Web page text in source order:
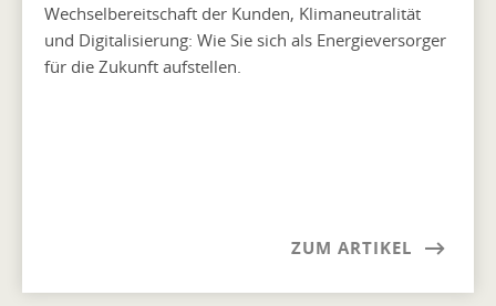
Wechselbereitschaft der Kunden, Klimaneutralität
und Digitalisierung: Wie Sie sich als Energieversorger
für die Zukunft aufstellen.
ZUM ARTIKEL